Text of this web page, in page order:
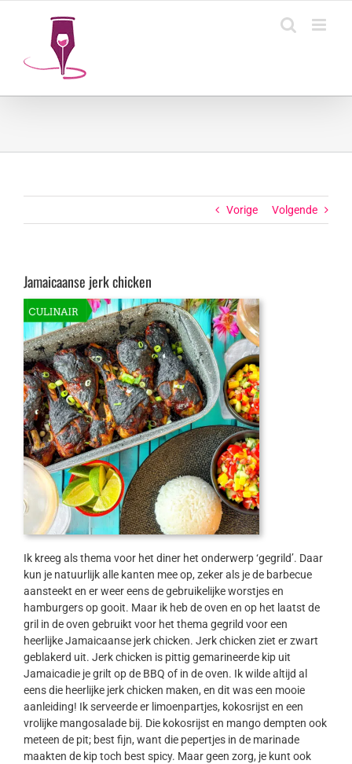
Vorige Volgende
Jamaicaanse jerk chicken
Ik kreeg als thema voor het diner het onderwerp ‘gegrild’. Daar
kun je natuurlijk alle kanten mee op, zeker als je de barbecue
aansteekt en er weer eens de gebruikelijke worstjes en
hamburgers op gooit. Maar ik heb de oven en op het laatst de
gril in de oven gebruikt voor het thema gegrild voor een
heerlijke Jamaicaanse jerk chicken. Jerk chicken ziet er zwart
geblakerd uit. Jerk chicken is pittig gemarineerde kip uit
Jamaicadie je grilt op de BBQ of in de oven. Ik wilde altijd al
eens die heerlijke jerk chicken maken, en dit was een mooie
aanleiding! Ik serveerde er limoenpartjes, kokosrijst en een
vrolijke mangosalade bij. Die kokosrijst en mango dempten ook
meteen de pit; best fijn, want die pepertjes in de marinade
maakten de kip toch best spicy. Maar geen zorg, je kunt ook